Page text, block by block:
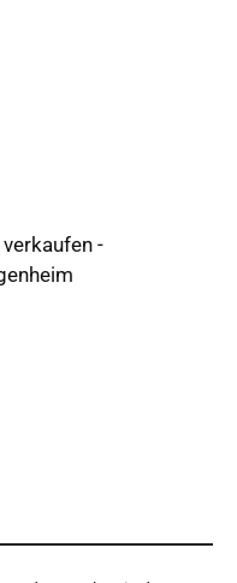
-